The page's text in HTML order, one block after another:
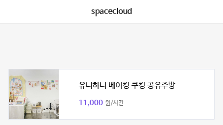
spacecloud
유니하니 베이킹 쿠킹 공유주방
11,000 원/시간